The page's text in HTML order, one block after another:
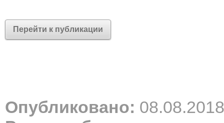
Перейти к публикации
Опубликовано: 08.08.2018